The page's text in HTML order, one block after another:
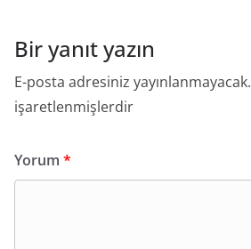
Bir yanıt yazın
E-posta adresiniz yayınlanmayacak.
işaretlenmişlerdir
Yorum *